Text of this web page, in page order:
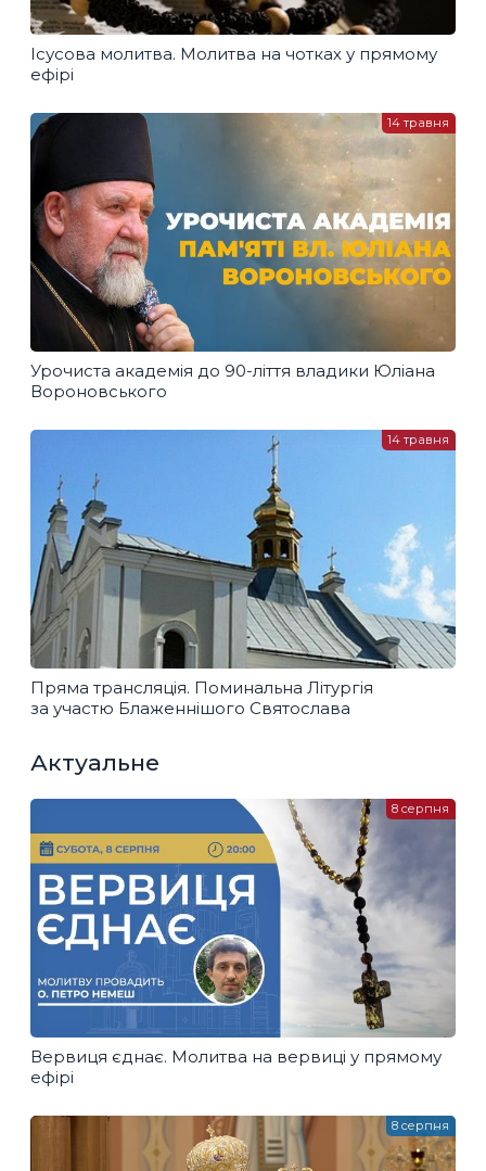
Ісусова молитва. Молитва на чотках у прямому
ефірі
Урочиста академія до 90-ліття владики Юліана
Вороновського
14 травня
Пряма трансляція. Поминальна Літургія
за участю Блаженнішого Святослава
14 травня
Актуальне
Вервиця єднає. Молитва на вервиці у прямому
ефірі
8 серпня
8 серпня